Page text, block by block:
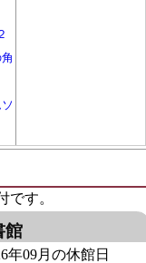
１
です。
館
年09月の休館日